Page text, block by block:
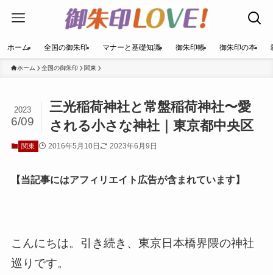
ホーム 全国の御朱印 マナーと基礎知識 御朱印帳 御朱印の本
ホーム 全国の御朱印 関東
三光稲荷神社と常盤稲荷神社〜愛
される小さな神社｜東京都中央区
2023
6/09
関東 2016年5月10日 2023年6月9日
【当記事にはアフィリエイト広告が含まれています】
こんにちは。引き続き、東京日本橋界隈の神社
巡りです。